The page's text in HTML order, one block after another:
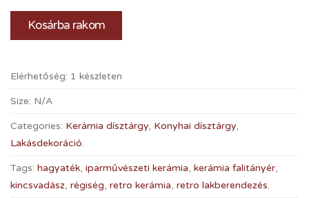
Kosárba rakom
Elérhetőség: 1 készleten
Size: N/A
Categories: Kerámia dísztárgy, Konyhai dísztárgy,
Lakásdekoráció.
Tags: hagyaték, iparművészeti kerámia, kerámia falitányér,
kincsvadász, régiség, retro kerámia, retro lakberendezés.